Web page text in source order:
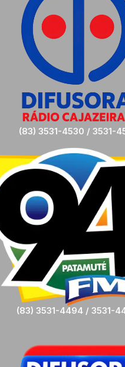
(83) 3531-4530 / 3531-
(83) 3531-4494 / 3531-